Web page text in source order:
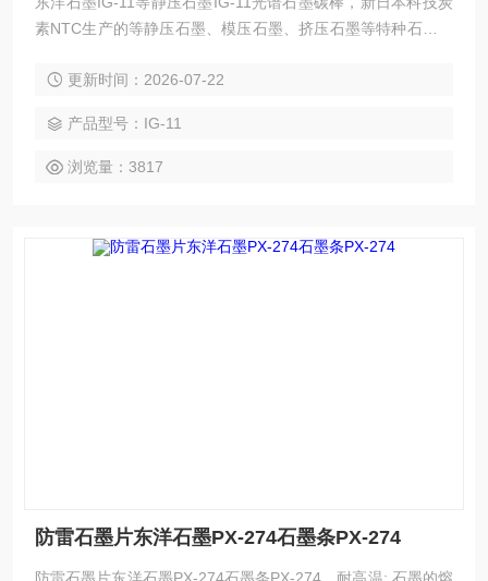
素NTC生产的等静压石墨、模压石墨、挤压石墨等特种石墨制
材料市场中属于中产品，广泛应用于冶金、化工、半导体、能
碳毡；软碳毡、炭符合材料。
更新时间：2026-07-22
产品型号：IG-11
浏览量：3817
防雷石墨片东洋石墨PX-274石墨条PX-274